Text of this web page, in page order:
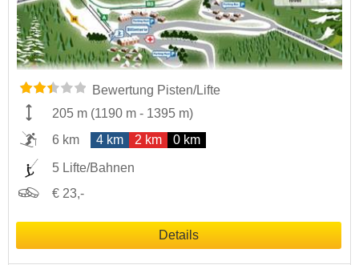
Bewertung Pisten/Lifte
205 m (1190 m - 1395 m)
6 km
4 km 2 km 0 km
5 Lifte/Bahnen
€ 23,-
Details